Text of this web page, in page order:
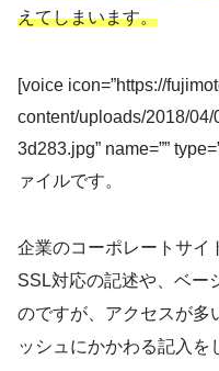
えてしまいます。
[voice icon=”https://
content/uploads/2018/
3d283.jpg” name=””
ァイルです。
企業のコーポレートサイ
SSL対応の記述や、ベー
のですが、アクセスが多
ッシュにかかわる記入を